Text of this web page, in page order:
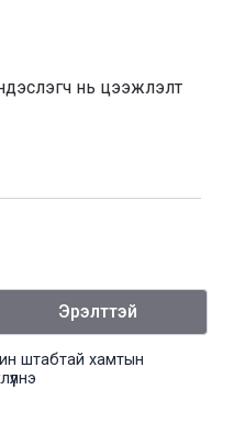
нь цээжлэлт
Эрэлттэй
штабтай хамтын